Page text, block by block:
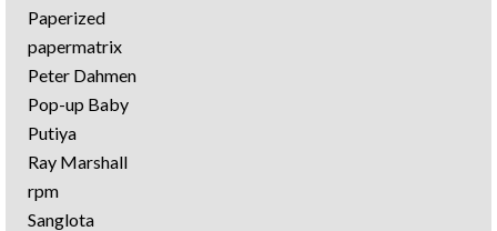
Paperized
papermatrix
Peter Dahmen
Pop-up Baby
Putiya
Ray Marshall
rpm
Sanglota